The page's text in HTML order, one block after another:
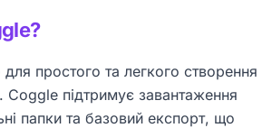
простого та легкого створення
Coggle підтримує завантаження
папки та базовий експорт, що